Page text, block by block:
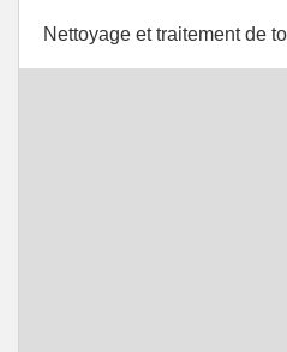
Nettoyage et traitement de